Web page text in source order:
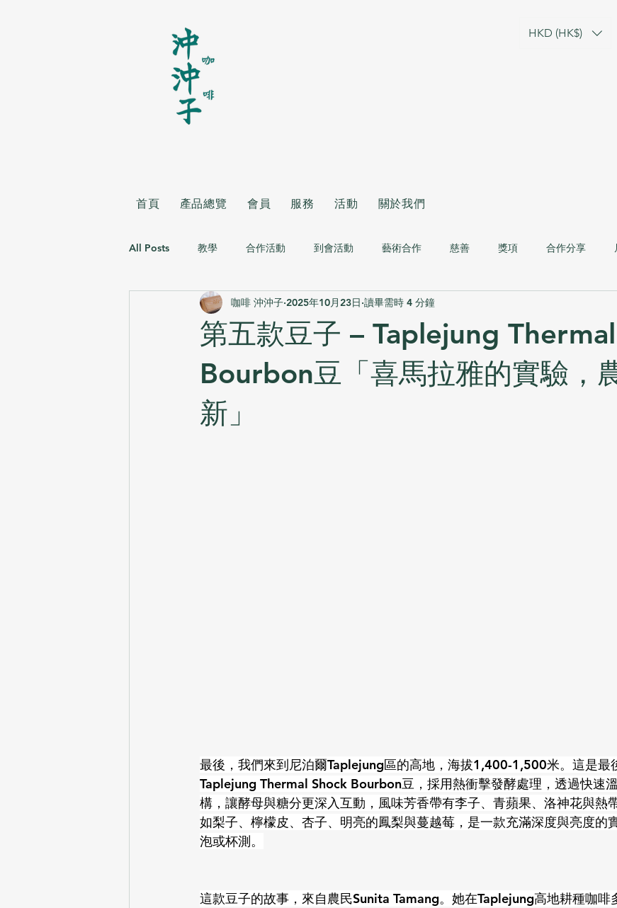
首頁 產品總覽 會員 服務 活動 關於我們
HKD (HK$)
All Posts 教學 合作活動 到會活動 藝術合作 慈善 獎項 合作分享
第五款豆子 – Taplejung
Bourbon豆「喜馬拉雅的實驗，
新」
咖啡 沖沖子 2025年10月23日 讀畢需時 4 分鐘
最後，我們來到尼泊爾Taplejung區的高地，海拔1,400-1,500米。這是最
Taplejung Thermal Shock Bourbon豆，採用熱衝擊發酵處理，透過快速
構，讓酵母與糖分更深入互動，風味芳香帶有李子、青蘋果、洛神花與熱
如梨子、檸檬皮、杏子、明亮的鳳梨與蔓越莓，是一款充滿深度與亮度的
泡或杯測。
這款豆子的故事，來自農民Sunita Tamang。她在Taplejung高地耕種咖啡